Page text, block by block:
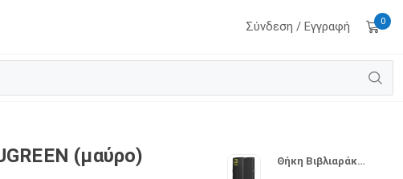
Σύνδεση / Εγγραφή 0
(μαύρο) Θήκη Βιβλιαράκι Moto G8 – Techsuit (Μαύρο)